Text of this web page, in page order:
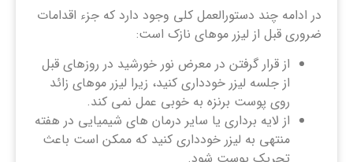
در ادامه چند دستورالعمل کلی وجود دارد که جزء اقدامات
ضروری قبل از لیزر موهای نازک است:
از قرار گرفتن در معرض نور خورشید در روزهای قبل
از جلسه لیزر خودداری کنید، زیرا لیزر موهای زائد
روی پوست برنزه به خوبی عمل نمی کند.
از لایه برداری یا سایر درمان های شیمیایی در هفته
منتهی به لیزر خودداری کنید که ممکن است باعث